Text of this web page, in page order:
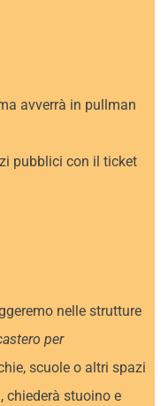
avverrà in pullman
pubblici con il ticket
nelle strutture
per
scuole o altri spazi
chiederà stuoino e